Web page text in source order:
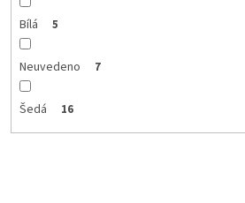
Bílá 5
Neuvedeno 7
Šedá 16